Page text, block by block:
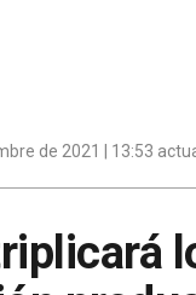
de 2021 | 13:53